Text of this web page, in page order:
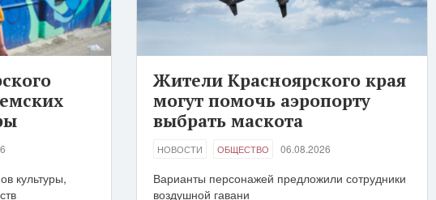
культуры,
Жители Красноярского края
могут помочь аэропорту
выбрать маскота
НОВОСТИ ОБЩЕСТВО 06.08.2026
Варианты персонажей предложили сотрудники
воздушной гавани